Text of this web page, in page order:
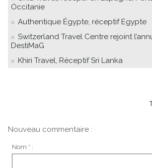
Occitanie
Authentique Égypte, réceptif Egypte
Switzerland Travel Centre rejoint
DestiMaG
Khiri Travel, Réceptif Sri Lanka
Nouveau commentaire :
Nom * :